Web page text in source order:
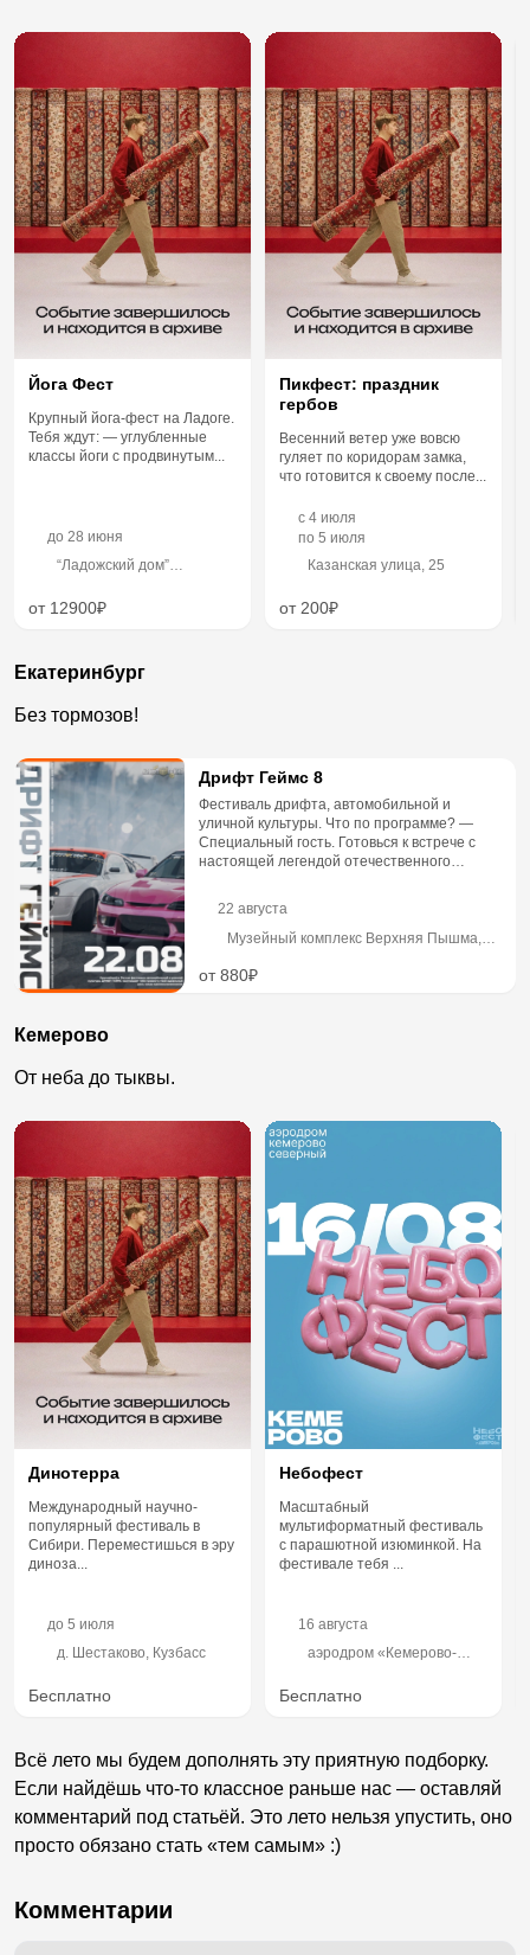
Йога Фест
Крупный йога-фест на Ладоге.
Тебя ждут: — углубленные
классы йоги с продвинутым...
до 28 июня
“Ладожский дом”
Петербург, Ленинградская
область, Приозерский
территория урочища
улица, 229
от 12900₽
Пикфест: праздник
гербов
Весенний ветер уже вовсю
гуляет по коридорам замка,
что готовится к своему после...
c 4 июля
по 5 июля
Казанская улица, 25
от 200₽
Екатеринбург
Без тормозов!
Дрифт Геймс 8
Фестиваль дрифта, автомобильной и
уличной культуры. Что по программе? —
Специальный гость. Готовься к встрече с
настоящей легендой отечественного
22 августа
Музейный комплекс Верхняя Пышма,
от 880₽
Кемерово
От неба до тыквы.
Динотерра
Международный научно-
популярный фестиваль в
Сибири. Переместишься в эру
диноза...
до 5 июля
д. Шестаково, Кузбасс
Бесплатно
Небофест
Масштабный
мультиформатный фестиваль
с парашютной изюминкой. На
фестивале тебя ...
16 августа
аэродром «Кемерово-
Бесплатно
Всё лето мы будем дополнять эту приятную подборку.
Если найдёшь что-то классное раньше нас — оставляй
комментарий под статьёй. Это лето нельзя упустить, оно
просто обязано стать «тем самым» :)
Комментарии